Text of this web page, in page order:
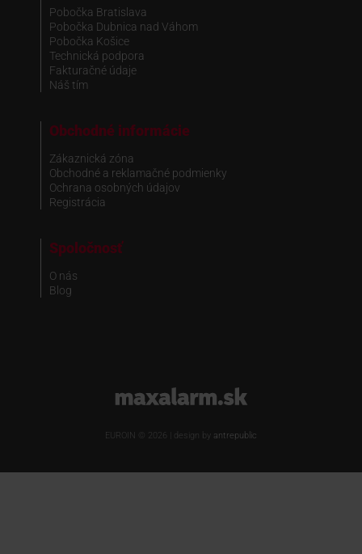
Pobočka Bratislava
Pobočka Dubnica nad Váhom
Pobočka Košice
Technická podpora
Fakturačné údaje
Náš tím
Obchodné informácie
Zákaznická zóna
Obchodné a reklamačné podmienky
Ochrana osobných údajov
Registrácia
Spoločnosť
O nás
Blog
www.maxalarm.sk
EUROIN © 2026 | design by antrepublic